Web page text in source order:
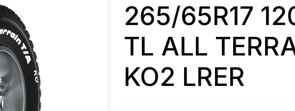
265/65R17
TL ALL
KO2 LRER